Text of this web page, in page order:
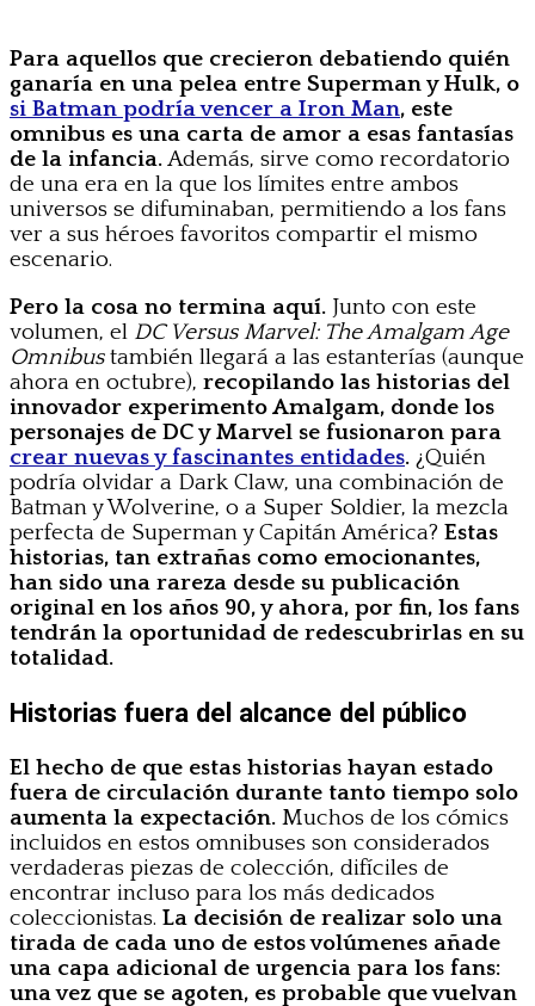
Para aquellos que crecieron debatiendo quién
ganaría en una pelea entre Superman y Hulk, o
si Batman podría vencer a Iron Man, este
omnibus es una carta de amor a esas fantasías
de la infancia.Además, sirve como recordatorio
de una era en la que los límites entre ambos
universos se difuminaban, permitiendo a los fans
ver a sus héroes favoritos compartir el mismo
escenario.
Pero la cosa no termina aquí. Junto con este
volumen, el DC Versus Marvel: The Amalgam Age
Omnibustambién llegará a las estanterías (aunque
ahora en octubre), recopilando las historias del
innovador experimento Amalgam, donde los
personajes de DC y Marvel se fusionaron para
crear nuevas y fascinantes entidades. ¿Quién
podría olvidar a Dark Claw, una combinación de
Batman y Wolverine, o a Super Soldier, la mezcla
perfecta de Superman y Capitán América? Estas
historias, tan extrañas como emocionantes,
han sido una rareza desde su publicación
original en los años 90, y ahora, por fin, los fans
tendrán la oportunidad de redescubrirlas en su
totalidad.
Historias fuera del alcance del público
El hecho de que estas historias hayan estado
fuera de circulación durante tanto tiempo solo
aumenta la expectación. Muchos de los cómics
incluidos en estos omnibuses son considerados
verdaderas piezas de colección, difíciles de
encontrar incluso para los más dedicados
coleccionistas. La decisión de realizar solo una
tirada de cada uno de estos volúmenes añade
una capa adicional de urgencia para los fans:
una vez que se agoten, es probable que vuelvan